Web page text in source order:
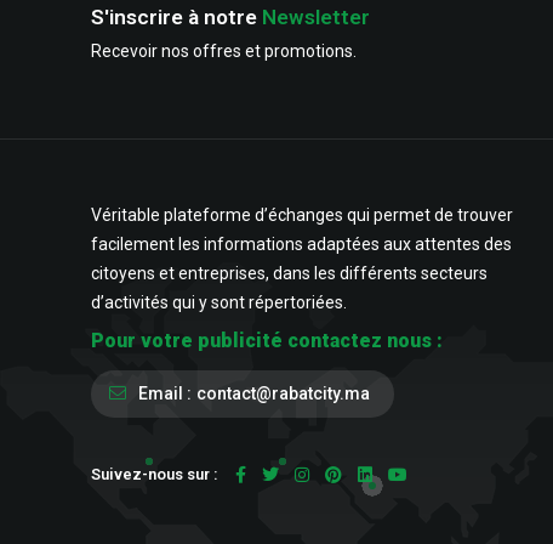
S'inscrire à notre Newsletter
Recevoir nos offres et promotions.
Véritable plateforme d’échanges qui permet de trouver
facilement les informations adaptées aux attentes des
citoyens et entreprises, dans les différents secteurs
d’activités qui y sont répertoriées.
Pour votre publicité contactez nous :
Email : contact@rabatcity.ma
Suivez-nous sur :